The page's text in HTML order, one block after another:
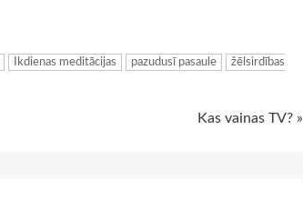
Ikdienas meditācijas pazudusī pasaule
žēlsirdības
Kas vainas TV? »